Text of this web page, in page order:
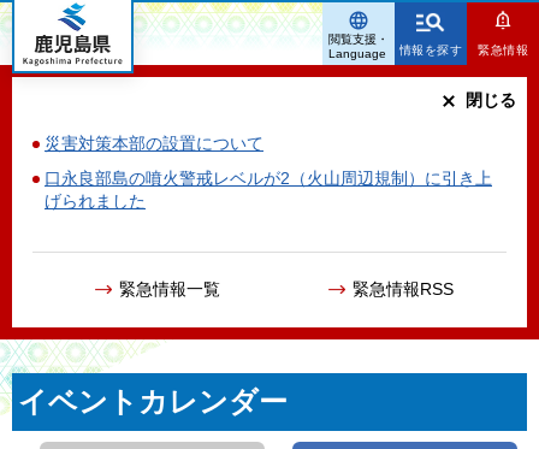
鹿児島県
情報を探す 緊急情報
災害対策本部の設置について
口永良部島の噴火警戒レベルが2（火山周辺規制）に引き上
げられました
緊急情報一覧 緊急情報RSS
閉じる
閲覧支援・
Language
イベントカレンダー